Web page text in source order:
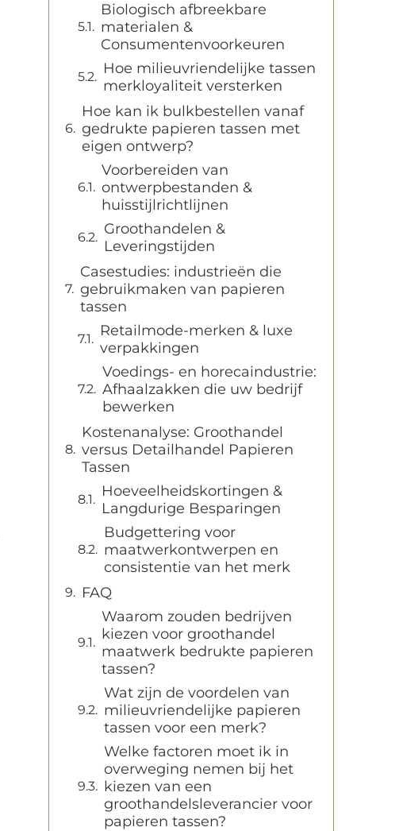
Biologisch afbreekbare
materialen &
Consumentenvoorkeuren
Hoe milieuvriendelijke tassen
merkloyaliteit versterken
Hoe kan ik bulkbestellen vanaf
gedrukte papieren tassen met
eigen ontwerp?
Voorbereiden van
ontwerpbestanden &
huisstijlrichtlijnen
Groothandelen &
Leveringstijden
Casestudies: industrieën die
gebruikmaken van papieren
tassen
Retailmode-merken & luxe
verpakkingen
Voedings- en horecaindustrie:
Afhaalzakken die uw bedrijf
bewerken
Kostenanalyse: Groothandel
versus Detailhandel Papieren
Tassen
Hoeveelheidskortingen &
Langdurige Besparingen
Budgettering voor
maatwerkontwerpen en
consistentie van het merk
FAQ
Waarom zouden bedrijven
kiezen voor groothandel
maatwerk bedrukte papieren
tassen?
Wat zijn de voordelen van
milieuvriendelijke papieren
tassen voor een merk?
Welke factoren moet ik in
overweging nemen bij het
kiezen van een
groothandelsleverancier voor
papieren tassen?